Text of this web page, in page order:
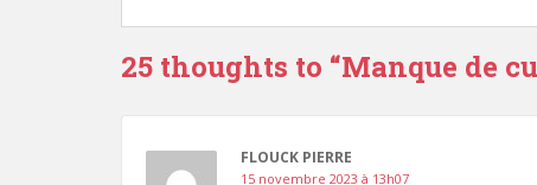
25 thoughts to “Manque de
FLOUCK PIERRE
15 novembre 2023 à 13h07